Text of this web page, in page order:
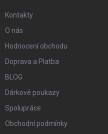
Kontakty
O nás
Hodnocení obchodu
Doprava a Platba
BLOG
Dárkové poukazy
Spolupráce
Obchodní podmínky